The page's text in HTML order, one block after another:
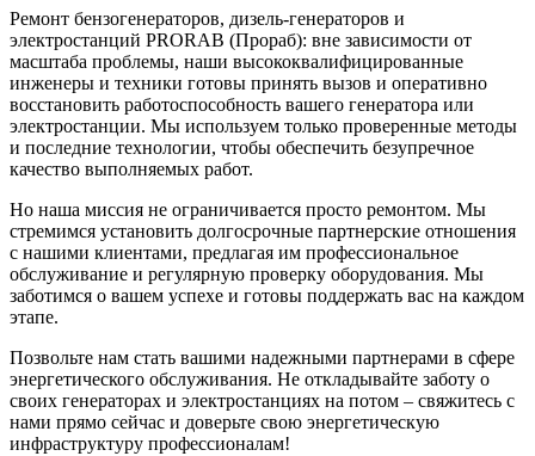
Ремонт бензогенераторов, дизель-генераторов и
электростанций PRORAB (Прораб): вне зависимости от
масштаба проблемы, наши высококвалифицированные
инженеры и техники готовы принять вызов и оперативно
восстановить работоспособность вашего генератора или
электростанции. Мы используем только проверенные методы
и последние технологии, чтобы обеспечить безупречное
качество выполняемых работ.
Но наша миссия не ограничивается просто ремонтом. Мы
стремимся установить долгосрочные партнерские отношения
с нашими клиентами, предлагая им профессиональное
обслуживание и регулярную проверку оборудования. Мы
заботимся о вашем успехе и готовы поддержать вас на каждом
этапе.
Позвольте нам стать вашими надежными партнерами в сфере
энергетического обслуживания. Не откладывайте заботу о
своих генераторах и электростанциях на потом – свяжитесь с
нами прямо сейчас и доверьте свою энергетическую
инфраструктуру профессионалам!